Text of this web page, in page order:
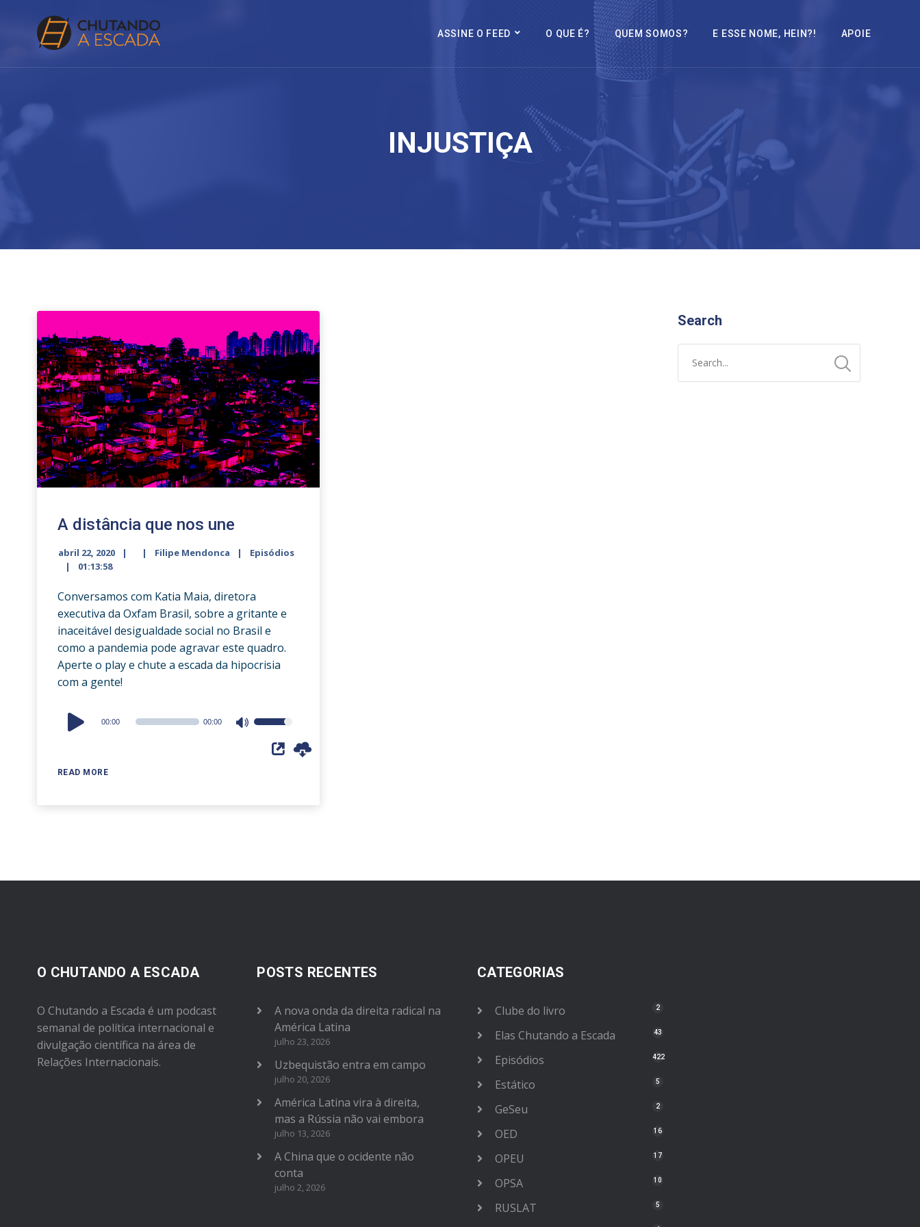
ASSINE O FEED O QUE É? QUEM SOMOS? E ESSE NOME, HEIN?! APOIE
INJUSTIÇA
A distância que nos une
abril 22, 2020 Filipe Mendonca
Episódios
01:13:58
Conversamos com Katia Maia, diretora
executiva da Oxfam Brasil, sobre a gritante e
inaceitável desigualdade social no Brasil e
como a pandemia pode agravar este quadro.
Aperte o play e chute a escada da hipocrisia
com a gente!
READ MORE
Audio
Player
00:00 00:00
Use
Up/Down
Search
O CHUTANDO A ESCADA
O Chutando a Escada é um podcast
semanal de política internacional e
divulgação científica na área de
Relações Internacionais.
POSTS RECENTES
A nova onda da direita radical na
América Latina
julho 23, 2026
Uzbequistão entra em campo
julho 20, 2026
América Latina vira à direita,
mas a Rússia não vai embora
julho 13, 2026
A China que o ocidente não
conta
julho 2, 2026
CATEGORIAS
Clube do livro 2
Elas Chutando a Escada 43
Episódios 422
Estático 5
GeSeu 2
OED 16
OPEU 17
OPSA 10
RUSLAT 5